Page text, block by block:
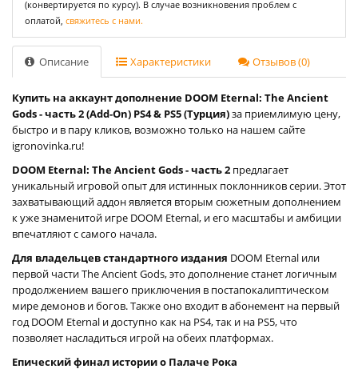
(конвертируется по курсу). В случае возникновения проблем с
оплатой, свяжитесь с нами.
Описание Характеристики Отзывов (0)
Купить на аккаунт дополнение DOOM Eternal: The Ancient
Gods - часть 2 (Add-On) PS4 & PS5 (Турция)за приемлимую цену,
быстро и в пару кликов, возможно только на нашем сайте
igronovinka.ru!
DOOM Eternal: The Ancient Gods - часть 2 предлагает
уникальный игровой опыт для истинных поклонников серии. Этот
захватывающий аддон является вторым сюжетным дополнением
к уже знаменитой игре DOOM Eternal, и его масштабы и амбиции
впечатляют с самого начала.
Для владельцев стандартного издания DOOM Eternal или
первой части The Ancient Gods, это дополнение станет логичным
продолжением вашего приключения в постапокалиптическом
мире демонов и богов. Также оно входит в абонемент на первый
год DOOM Eternal и доступно как на PS4, так и на PS5, что
позволяет насладиться игрой на обеих платформах.
Епический финал истории о Палаче Рока